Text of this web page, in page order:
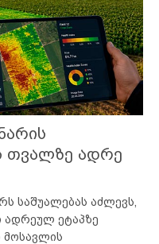
თვალზე ადრე
საშუალებას აძლევს,
ადრეულ ეტაპზე
მოსავლის